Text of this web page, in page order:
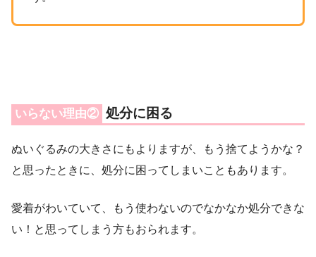
いらない理由② 処分に困る
ぬいぐるみの大きさにもよりますが、もう捨てようかな？
と思ったときに、処分に困ってしまいこともあります。
愛着がわいていて、もう使わないのでなかなか処分できな
い！と思ってしまう方もおられます。